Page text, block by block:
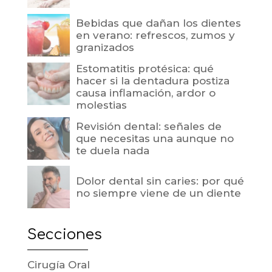
Bebidas que dañan los dientes
en verano: refrescos, zumos y
granizados
Estomatitis protésica: qué
hacer si la dentadura postiza
causa inflamación, ardor o
molestias
Revisión dental: señales de
que necesitas una aunque no
te duela nada
Dolor dental sin caries: por qué
no siempre viene de un diente
Secciones
Cirugía Oral